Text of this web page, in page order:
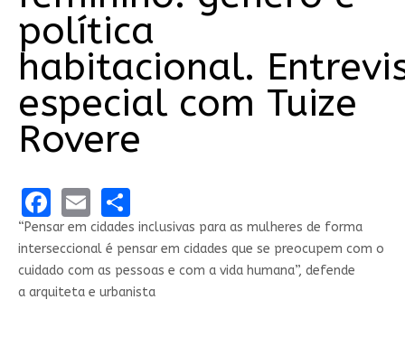
política
habitacional.
especial com Tuize
Rovere
Facebook
EmailShare
“Pensar em cidades inclusivas para as mulheres de forma
interseccional é pensar em cidades que se preocupem com o
cuidado com as pessoas e com a vida humana”, defende
a arquiteta e urbanista